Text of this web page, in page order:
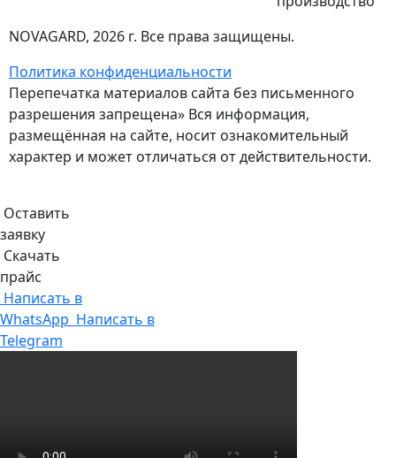
NOVAGARD, 2026 г. Все права защищены.
Политика конфиденциальности
Перепечатка материалов сайта без письменного
разрешения запрещена» Вся информация,
размещённая на сайте, носит ознакомительный
характер и может отличаться от действительности.
Оставить
заявку
Скачать
прайс
Написать в
WhatsApp Написать в
Telegram